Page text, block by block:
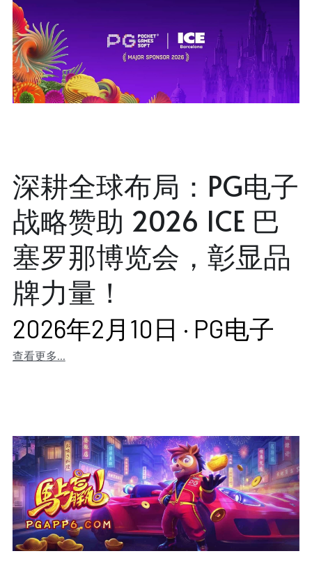
深耕全球布局：PG电子
战略赞助 2026 ICE 巴
塞罗那博览会，彰显品
牌力量！
2026年2月10日 · PG电子
查看更多...